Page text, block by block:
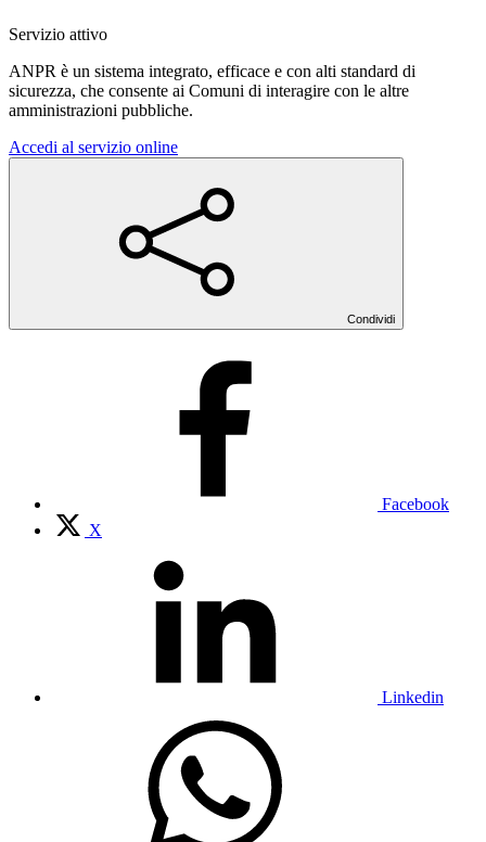
Servizio attivo
ANPR è un sistema integrato, efficace e con alti standard di
sicurezza, che consente ai Comuni di interagire con le altre
amministrazioni pubbliche.
Accedi al servizio online
Condividi
Facebook
X
Linkedin